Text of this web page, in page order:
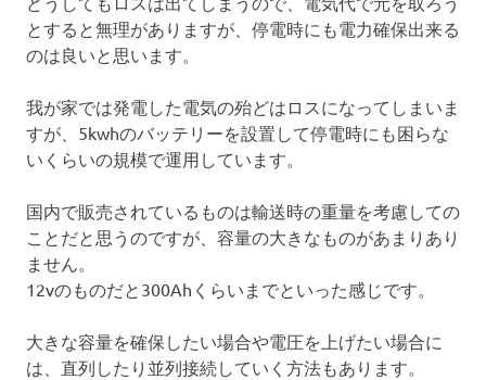
とすると無理がありますが、停電時にも電力確保出来る
のは良いと思います。
我が家では発電した電気の殆どはロスになってしまいま
すが、5kwhのバッテリーを設置して停電時にも困らな
いくらいの規模で運用しています。
国内で販売されているものは輸送時の重量を考慮しての
ことだと思うのですが、容量の大きなものがあまりあり
ません。
12vのものだと300Ahくらいまでといった感じです。
大きな容量を確保したい場合や電圧を上げたい場合に
は、直列したり並列接続していく方法もあります。